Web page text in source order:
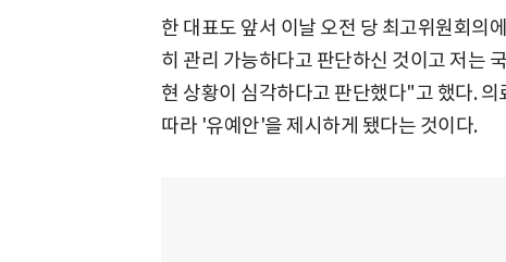
한 대표도 앞서 이날 오전 당 최고위원회의
히 관리 가능하다고 판단하신 것이고 저는
현 상황이 심각하다고 판단했다"고 했다.
따라 '유예안'을 제시하게 됐다는 것이다.